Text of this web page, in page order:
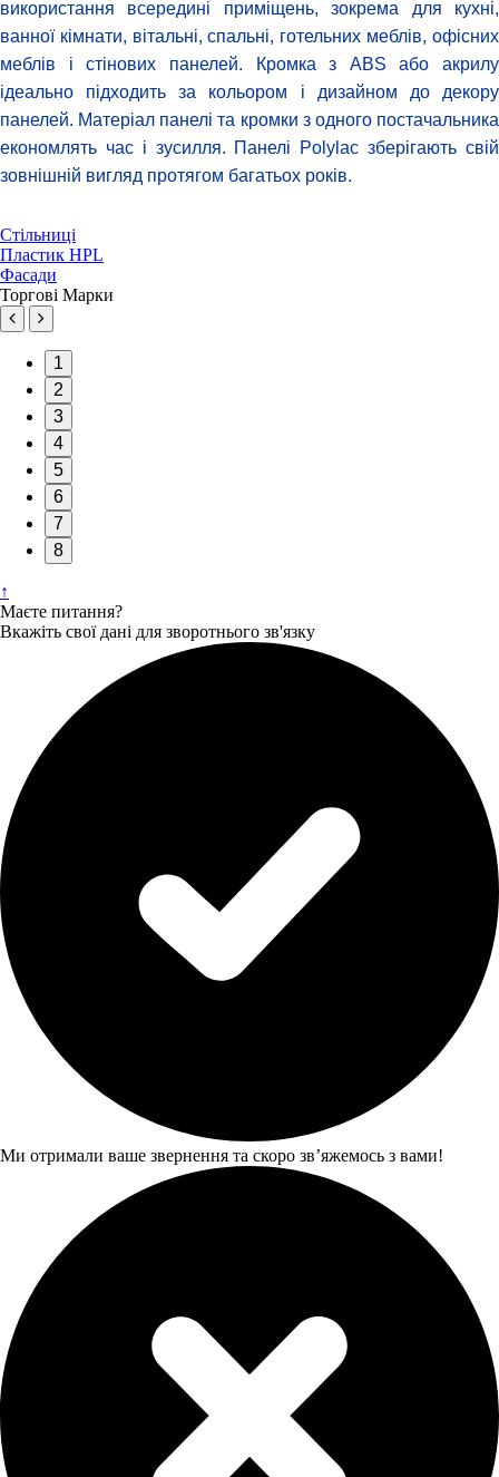
використання всередині приміщень, зокрема для кухні,
ванної кімнати, вітальні, спальні, готельних меблів, офісних
меблів і стінових панелей. Кромка з ABS або акрилу
ідеально підходить за кольором і дизайном до декору
панелей. Матеріал панелі та кромки з одного постачальника
економлять час і зусилля. Панелі Polylac зберігають свій
зовнішній вигляд протягом багатьох років.
Стільниці
Пластик HPL
Фасади
Торгові Марки
1
2
3
4
5
6
7
8
↑
Маєте питання?
Вкажіть свої дані для зворотнього зв'язку
Ми отримали ваше звернення та скоро звʼяжемось з вами!